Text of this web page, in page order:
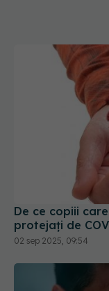
De ce copiii
protejați de
02 sep 2025, 09:54